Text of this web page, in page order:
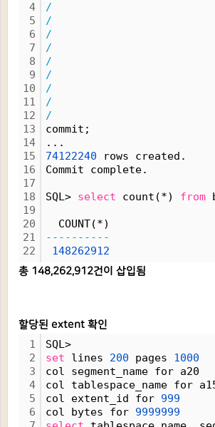
4
5
6
7
8
9
10
11
12
13
14
15
16
17
18
19
20
21
22
/
/
/
/
/
/
/
/
/
commit;
...
74122240 rows created.
Commit complete.
SQL> select count(*) from
COUNT(*)
----------
148262912
총 148,262,912건이 삽입됨
할당된 extent 확인
1
2
3
4
5
6
SQL>
set lines 200 pages 1000
col segment_name for a20
col tablespace_name for
col extent_id for 999
col bytes for 9999999